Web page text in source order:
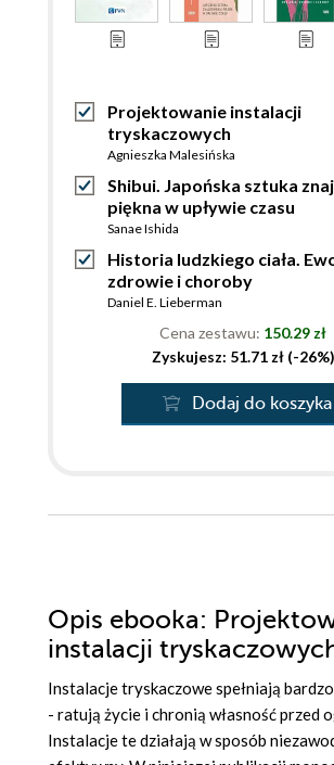
Projektowanie instalacji
tryskaczowych
Agnieszka Malesińska
Shibui. Japońska sztuka
piękna w upływie czasu
Sanae Ishida
Historia ludzkiego ciała.
zdrowie i choroby
Daniel E. Lieberman
Cena zestawu: 150.29 zł
Zyskujesz: 51.71 zł (-26%)
Dodaj do koszyka
Opis ebooka:
instalacji
Instalacje tryskaczowe spełniają
- ratują życie i chronią własność przed
Instalacje te działają w sposób